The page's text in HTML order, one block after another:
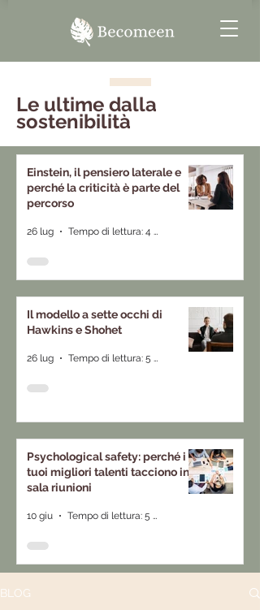
Le ultime dalla
sostenibilità
Einstein, il pensiero laterale e
perché la criticità è parte del
percorso
26 lug Tempo di lettura: 4 min
Il modello a sette occhi di
Hawkins e Shohet
26 lug Tempo di lettura: 5 min
Psychological safety: perché i
tuoi migliori talenti tacciono in
sala riunioni
10 giu Tempo di lettura: 5 min
BLOG